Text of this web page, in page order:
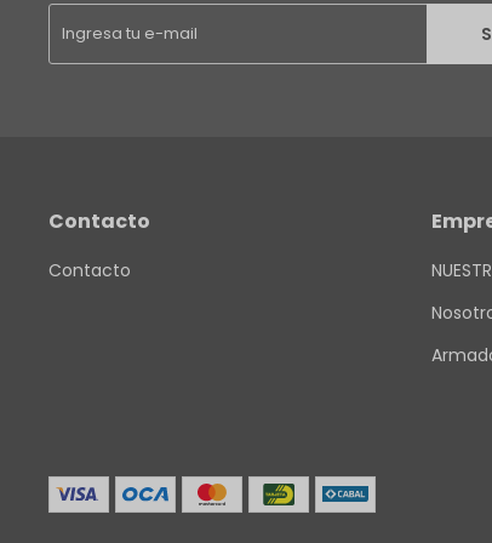
Contacto
Contacto